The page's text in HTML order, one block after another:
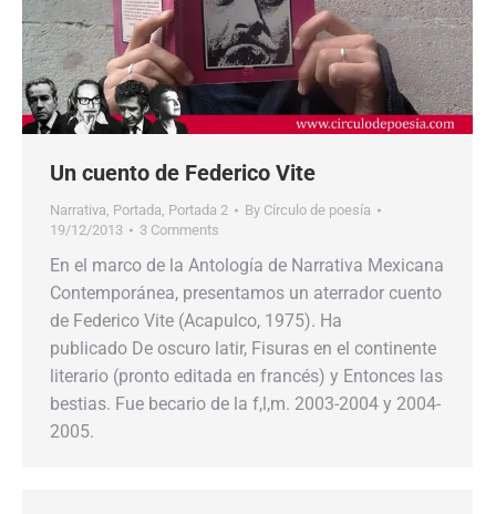
Un cuento de Federico Vite
Narrativa Portada Portada 2 By Círculo de poesía
19/12/2013
3 Comments
En el marco de la Antología de Narrativa Mexicana
Contemporánea, presentamos un aterrador cuento
de Federico Vite (Acapulco, 1975). Ha
publicado De oscuro latir, Fisuras en el continente
literario (pronto editada en francés) y Entonces las
bestias. Fue becario de la f,l,m. 2003-2004 y 2004-
2005.